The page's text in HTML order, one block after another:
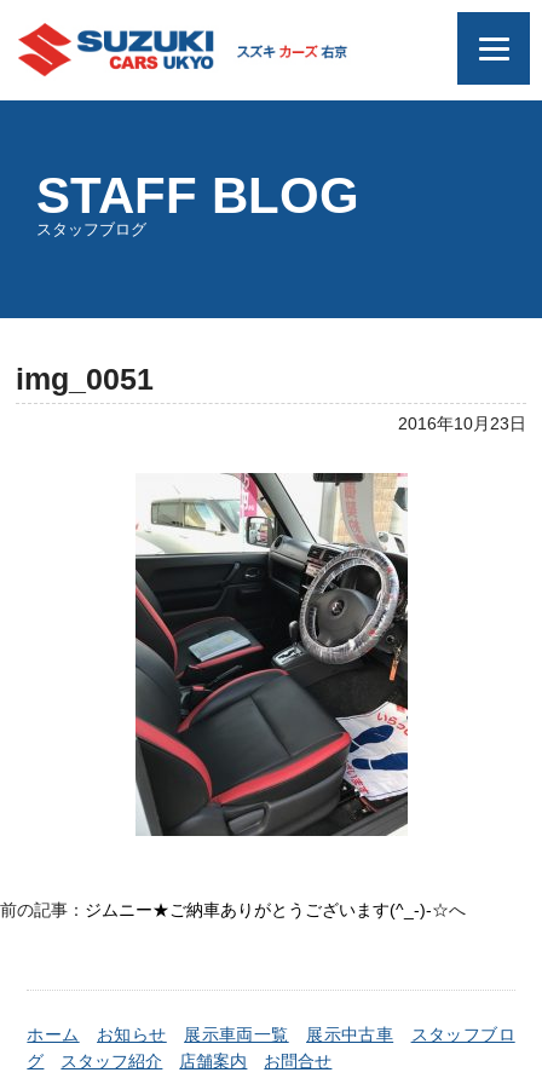
STAFF BLOG
スタッフブログ
img_0051
2016年10月23日
前の記事： ジムニー★ご納車ありがとうございます(^_-)-☆へ
ホーム お知らせ 展示車両一覧 展示中古車
スタッフブロ
グ
スタッフ紹介 店舗案内 お問合せ